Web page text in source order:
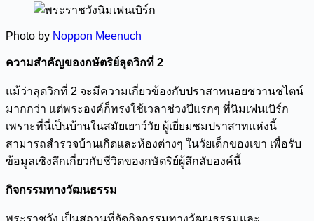
Photo by Noppon Meenuch
ความสำคัญของกษัตริย์ลุดวิกที่ 2
แม้ว่าลุดวิกที่ 2 จะมีความเกี่ยวข้องกับปราสาทนอยชวานชไตน์
มากกว่า แต่พระองค์ก็ทรงใช้เวลาช่วงปีแรกๆ ที่นิมเฟนเบิร์ก
เพราะที่นี่เป็นบ้านในสมัยเยาว์วัย ผู้เยี่ยมชมปราสาทแห่งนี้
สามารถสำรวจบ้านเกิดและห้องต่างๆ ในวัยเด็กของเขา เพื่อรับ
ข้อมูลเชิงลึกเกี่ยวกับชีวิตของกษัตริย์ผู้ลึกลับองค์นี้
กิจกรรมทางวัฒนธรรม
พระราชวัง เป็นสถานที่จัดกิจกรรมทางวัฒนธรรมและ